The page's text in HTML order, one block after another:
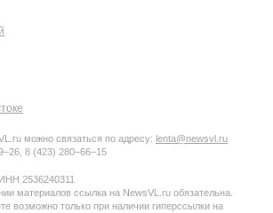
можно связаться по адресу: lenta@newsvl.ru
8 (423) 280−66−15
2536240311
материалов ссылка на NewsVL.ru обязательна.
возможно только при наличии гиперссылки на